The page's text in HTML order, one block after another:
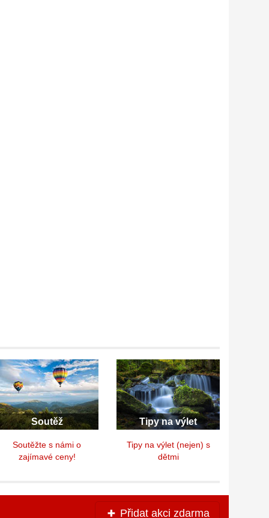
Soutěž
Soutěžte s námi o
zajímavé ceny!
Tipy na výlet
Tipy na výlet (nejen) s
dětmi
Přidat akci zdarma